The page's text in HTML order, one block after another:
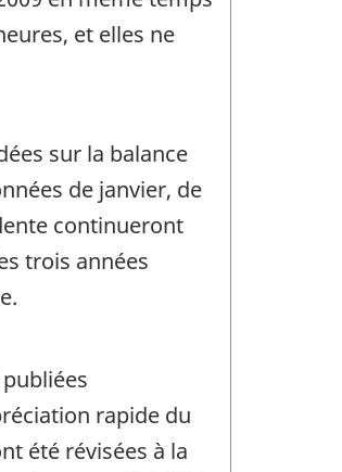
et elles ne
sur la balance
de janvier, de
continueront
trois années
rapide du
été révisées à la